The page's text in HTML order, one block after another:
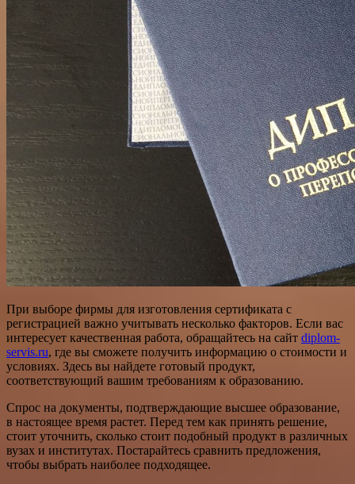
При выборе фирмы для изготовления сертификата с
регистрацией важно учитывать несколько факторов. Если вас
интересует качественная работа, обращайтесь на сайт diplom-
servis.ru, где вы сможете получить информацию о стоимости и
условиях. Здесь вы найдете готовый продукт,
соответствующий вашим требованиям к образованию.
Спрос на документы, подтверждающие высшее образование,
в настоящее время растет. Перед тем как принять решение,
стоит уточнить, сколько стоит подобный продукт в различных
вузах и институтах. Постарайтесь сравнить предложения,
чтобы выбрать наиболее подходящее.